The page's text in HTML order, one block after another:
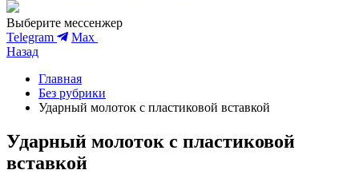
Выберите мессенжер
Telegram
Max
Назад
Главная
Без рубрики
Ударный молоток с пластиковой вставкой
Ударный молоток с пластиковой
вставкой